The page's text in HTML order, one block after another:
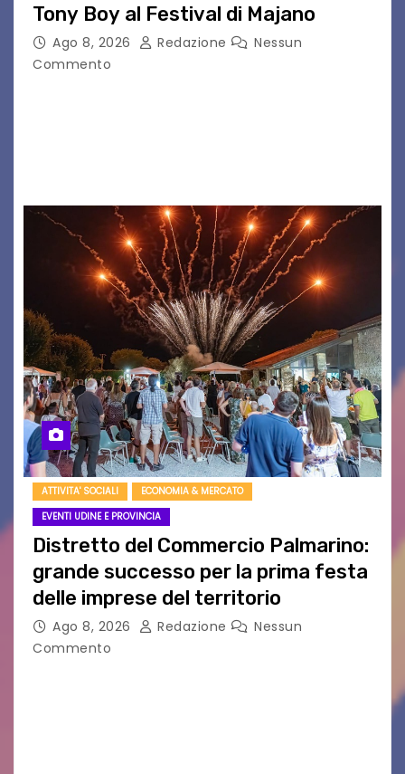
Tony Boy al Festival di Majano
Ago 8, 2026 Redazione
Nessun
Commento
ATTIVITA' SOCIALI
ECONOMIA & MERCATO
EVENTI UDINE E PROVINCIA
Distretto del Commercio Palmarino:
grande successo per la prima festa
delle imprese del territorio
Ago 8, 2026 Redazione
Nessun
Commento